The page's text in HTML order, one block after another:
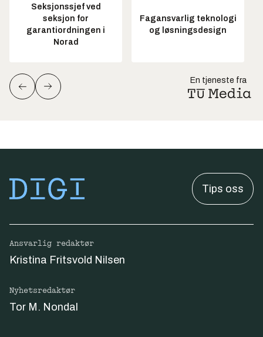
Seksjonssjef ved
seksjon for
garantiordningen i
Norad
Fagansvarlig teknologi
og løsningsdesign
En tjeneste fra
Tips oss
Ansvarlig redaktør
Kristina Fritsvold Nilsen
Nyhetsredaktør
Tor M. Nondal